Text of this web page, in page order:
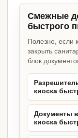
Смежные
быстрого
Полезно, если
закрыть
блок
киоска
Документы
киоска